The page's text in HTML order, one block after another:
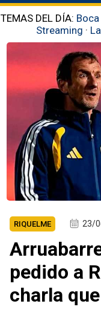
TEMAS DEL DÍA:
Streaming ·
RIQUELME 23/
pedido a
charla